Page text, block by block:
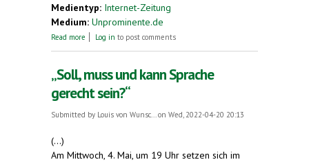
Medientyp: Internet-Zeitung
Medium: Unprominente.de
Read more about Ludwik Lejzer Zamenhof, Erfinder von
Log in to post comments
„Soll, muss und kann Sprache
gerecht sein?“
Submitted by Louis von Wunsc... on Wed, 2022-04-20 20:13
(...)
Am Mittwoch, 4. Mai, um 19 Uhr setzen sich im